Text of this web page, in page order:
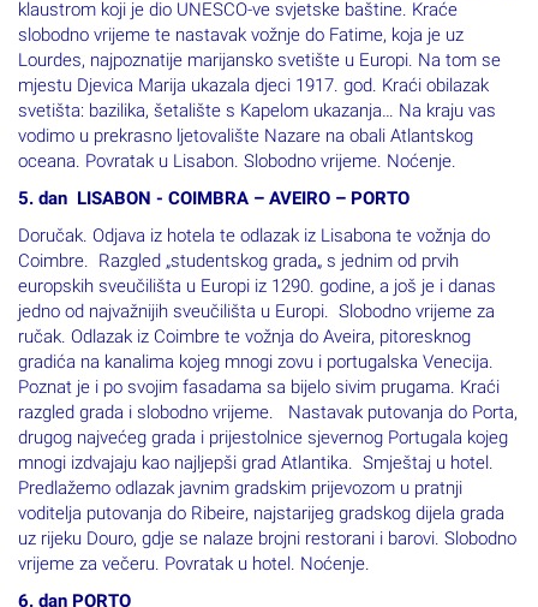
slobodno vrijeme te nastavak vožnje do Fatime, koja je uz
Lourdes, najpoznatije marijansko svetište u Europi. Na tom se
mjestu Djevica Marija ukazala djeci 1917. god. Kraći obilazak
svetišta: bazilika, šetalište s Kapelom ukazanja… Na kraju vas
vodimo u prekrasno ljetovalište Nazare na obali Atlantskog
oceana. Povratak u Lisabon. Slobodno vrijeme. Noćenje.
5. dan LISABON - COIMBRA – AVEIRO – PORTO
Coimbre. Razgled „studentskog grada„ s jednim od prvih
europskih sveučilišta u Europi iz 1290. godine, a još je i danas
jedno od najvažnijih sveučilišta u Europi. Slobodno vrijeme za
ručak. Odlazak iz Coimbre te vožnja do Aveira, pitoresknog
gradića na kanalima kojeg mnogi zovu i portugalska Venecija.
Poznat je i po svojim fasadama sa bijelo sivim prugama. Kraći
razgled grada i slobodno vrijeme. Nastavak putovanja do Porta,
drugog najvećeg grada i prijestolnice sjevernog Portugala kojeg
mnogi izdvajaju kao najljepši grad Atlantika. Smještaj u hotel.
Predlažemo odlazak javnim gradskim prijevozom u pratnji
voditelja putovanja do Ribeire, najstarijeg gradskog dijela grada
uz rijeku Douro, gdje se nalaze brojni restorani i barovi. Slobodno
vrijeme za večeru. Povratak u hotel. Noćenje.
6. dan PORTO